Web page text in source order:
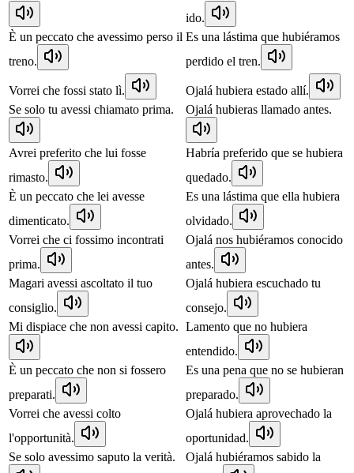
ido.
È un peccato che avessimo perso il
treno.
Es una lástima que hubiéramos
perdido el tren.
Vorrei che fossi stato lì.
Ojalá hubiera estado allí.
Se solo tu avessi chiamato prima.
Ojalá hubieras llamado antes.
Avrei preferito che lui fosse
rimasto.
Habría preferido que se hubiera
quedado.
È un peccato che lei avesse
dimenticato.
Es una lástima que ella hubiera
olvidado.
Vorrei che ci fossimo incontrati
prima.
Ojalá nos hubiéramos conocido
antes.
Magari avessi ascoltato il tuo
consiglio.
Ojalá hubiera escuchado tu
consejo.
Mi dispiace che non avessi capito. Lamento que no hubiera
entendido.
È un peccato che non si fossero
preparati.
Es una pena que no se hubieran
preparado.
Vorrei che avessi colto
l'opportunità.
Ojalá hubiera aprovechado la
oportunidad.
Se solo avessimo saputo la verità.
Ojalá hubiéramos sabido la